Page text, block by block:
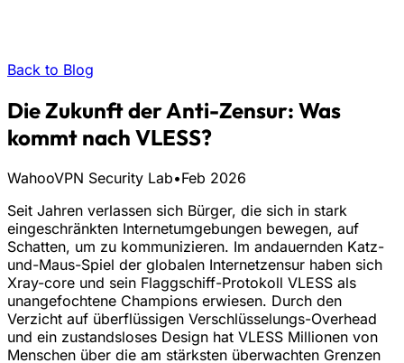
Back to Blog
Die Zukunft der Anti-Zensur: Was
kommt nach VLESS?
WahooVPN Security Lab•Feb 2026
Seit Jahren verlassen sich Bürger, die sich in stark
eingeschränkten Internetumgebungen bewegen, auf
Schatten, um zu kommunizieren. Im andauernden Katz-
und-Maus-Spiel der globalen Internetzensur haben sich
Xray-core und sein Flaggschiff-Protokoll VLESS als
unangefochtene Champions erwiesen. Durch den
Verzicht auf überflüssigen Verschlüsselungs-Overhead
und ein zustandsloses Design hat VLESS Millionen von
Menschen über die am stärksten überwachten Grenzen